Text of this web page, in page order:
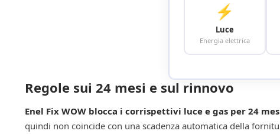
⚡
Luce
Energia elettrica
Regole sui 24 mesi e sul rinnovo
Enel Fix WOW blocca i corrispettivi luce e gas per 24
quindi non coincide con una scadenza automatica della